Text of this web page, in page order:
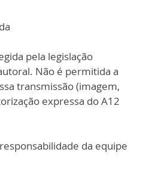
pela legislação
Não é permitida a
transmissão (imagem,
expressa do A12
da equipe